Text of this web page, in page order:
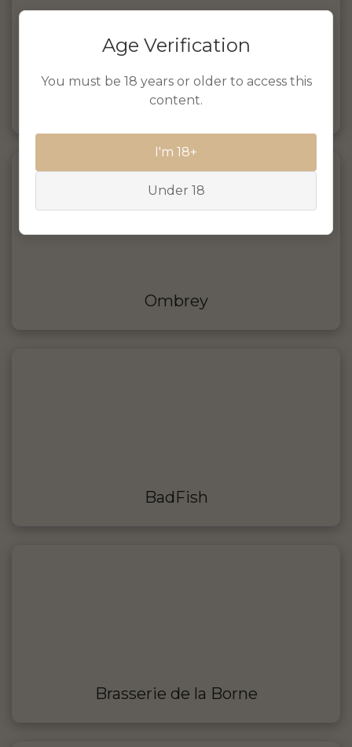
Age Verification
You must be 18 years or older to access this
content.
I'm 18+
Under 18
Brasserie Bartis
Ombrey
BadFish
Brasserie de la Borne